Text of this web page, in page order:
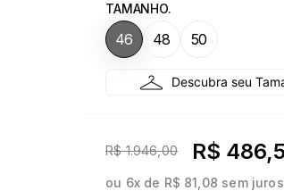
TAMANHO.
46 48 50
R$ 1.946,00 R$
ou 6x de R$ 81,08 sem juros